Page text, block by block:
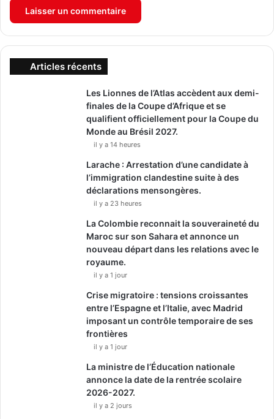
Articles récents
Les Lionnes de l’Atlas accèdent aux demi-
finales de la Coupe d’Afrique et se
qualifient officiellement pour la Coupe du
Monde au Brésil 2027.
il y a 14 heures
Larache : Arrestation d’une candidate à
l’immigration clandestine suite à des
déclarations mensongères.
il y a 23 heures
La Colombie reconnait la souveraineté du
Maroc sur son Sahara et annonce un
nouveau départ dans les relations avec le
royaume.
il y a 1 jour
Crise migratoire : tensions croissantes
entre l’Espagne et l’Italie, avec Madrid
imposant un contrôle temporaire de ses
frontières
il y a 1 jour
La ministre de l’Éducation nationale
annonce la date de la rentrée scolaire
2026-2027.
il y a 2 jours